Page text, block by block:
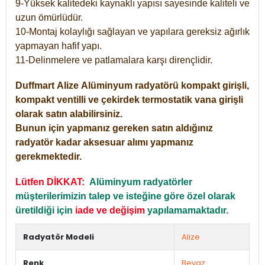
9-Yüksek kalitedeki kaynaklı yapısı sayesinde kaliteli ve
uzun ömürlüdür.
10-Montaj kolaylığı sağlayan ve yapılara gereksiz ağırlık
yapmayan hafif yapı.
11-Delinmelere ve patlamalara karşı dirençlidir.
Duffmart Alize Alüminyum radyatörü kompakt girişli,
kompakt ventilli ve çekirdek termostatik vana girişli
olarak satın alabilirsiniz.
Bunun için yapmanız gereken satın aldığınız
radyatör kadar aksesuar alımı yapmanız
gerekmektedir.
Lütfen DİKKAT: Alüminyum radyatörler
müşterilerimizin talep ve isteğine göre özel olarak
üretildiği için iade ve değişim yapılamamaktadır.
Radyatör Modeli Alize